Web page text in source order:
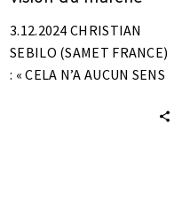
3.12.2024 CHRISTIAN
SEBILO (SAMET FRANCE)
: « CELA N’A AUCUN SENS